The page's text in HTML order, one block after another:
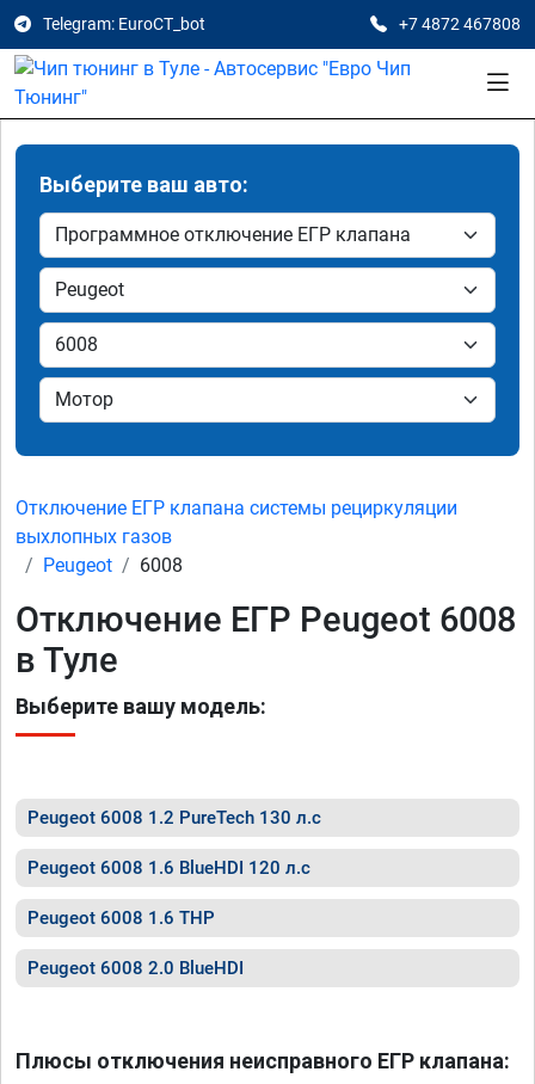
Telegram: EuroCT_bot +7 4872 467808
Выберите ваш авто:
Отключение ЕГР клапана системы рециркуляции
выхлопных газов
Peugeot
6008
Отключение ЕГР Peugeot 6008
в Туле
Выберите вашу модель:
Peugeot 6008 1.2 PureTech 130 л.с
Peugeot 6008 1.6 BlueHDI 120 л.с
Peugeot 6008 1.6 THP
Peugeot 6008 2.0 BlueHDI
Плюсы отключения неисправного ЕГР клапана: